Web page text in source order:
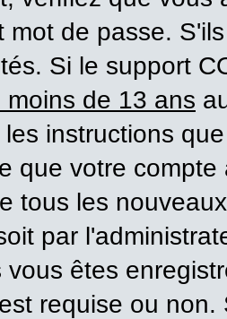
mot de passe.
Si le support
moins de 13 ans
instructions
que votre
tous les
par
vous êtes
requise ou